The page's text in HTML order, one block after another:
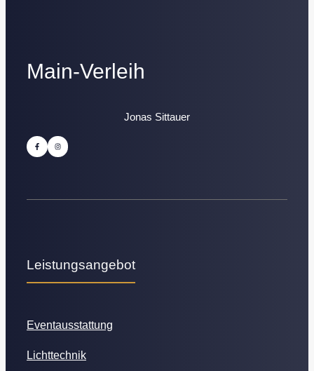
Main-Verleih
Jonas Sittauer
Leistungsangebot
Eventausstattung
Lichttechnik